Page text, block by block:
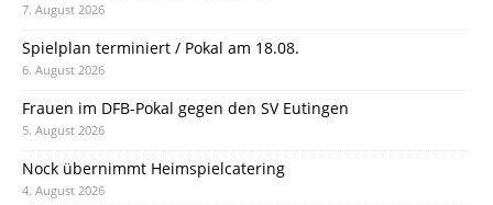
7. August 2026
Spielplan terminiert / Pokal am 18.08.
6. August 2026
Frauen im DFB-Pokal gegen den SV Eutingen
5. August 2026
Nock übernimmt Heimspielcatering
4. August 2026